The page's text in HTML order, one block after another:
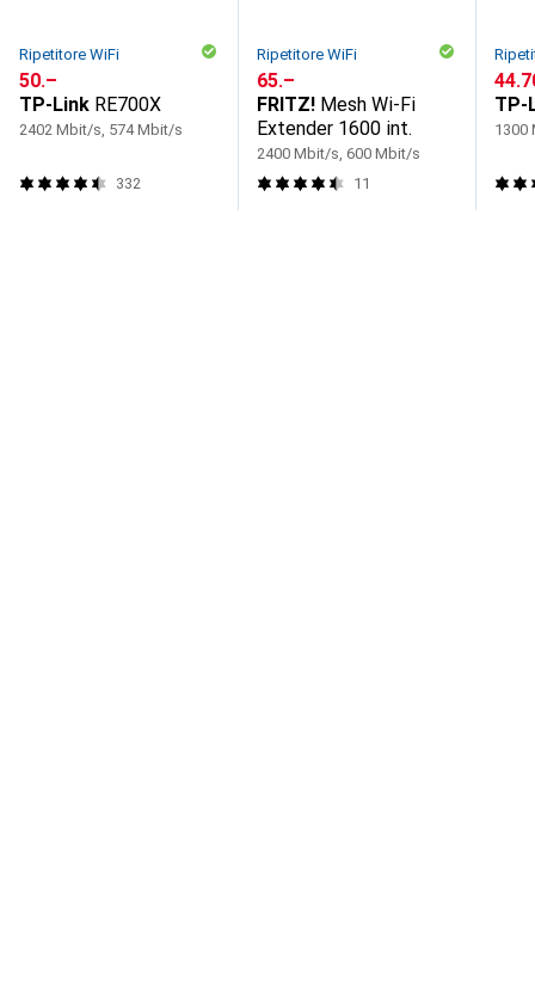
Ripetitore WiFi
CHF
50.–
TP-Link RE700X
2402 Mbit/s, 574 Mbit/s
332
Ripetitore WiFi
CHF
65.–
FRITZ! Mesh Wi-Fi
Extender 1600 int.
2400 Mbit/s, 600 Mbit/s
11
CHF
TP-
1300